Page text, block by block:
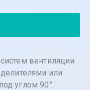
вентиляции
или
углом 90°.